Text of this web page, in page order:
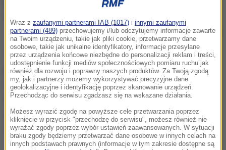
/PAP/EPA
Ta pomyłka była trochę smutna... Daleka od
poziomu, klasy, która towarzyszyła takim
ceremoniom. Byłem kiedyś na gali Oscarów,
ostatniego wieczoru zabrakło gali czegoś
wyjątkowego, a jej koniec był smutny- powiedział
Trump w rozmowie z Breitbart News.
Wraz z zaufanymi partnerami IAB (1017) i innymi zaufanymi
partnerami (489) przechowujemy i/lub odczytujemy informacje zawarte
na Twoim urządzeniu, takie jak pliki cookie, przetwarzamy dane
osobowe, takie jak unikalne identyfikatory, informacje przesyłane
przez urządzenia końcowe niezbędne do personalizacji reklam i treści,
udostępnienie funkcji mediów społecznościowych pomiaru ruchu jak
również dla rozwoju i poprawny naszych produktów. Za Twoją zgodą
my, jak i partnerzy możemy wykorzystywać precyzyjne dane
geolokalizacyjne i identyfikację poprzez skanowanie urządzeń.
Przechodząc do serwisu zgadzasz się na wskazane działania.
Możesz wyrazić zgodę na powyższe cele przetwarzania poprzez
kliknięcie w przycisk "przechodzę do serwisu", możesz również nie
wyrażać zgody poprzez wybór ustawień zaawansowanych. W sytuacji
braku zgody będziemy przetwarzać dane osobowe w innych celach na
innych podstawach prawnych (informacje w tym zakresie dostępne są